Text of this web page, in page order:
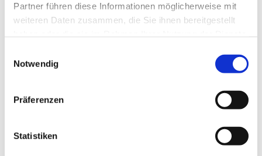
Partner führen diese Informationen möglicherweise mit
weiteren Daten zusammen, die Sie ihnen bereitgestellt
Notwendig
Präferenzen
Statistiken
Dies könnte Sie auch